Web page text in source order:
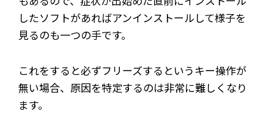
したソフトがあればアンインストールして様子を
見るのも一つの手です。
これをすると必ずフリーズするというキー操作が
無い場合、原因を特定するのは非常に難しくなり
ます。